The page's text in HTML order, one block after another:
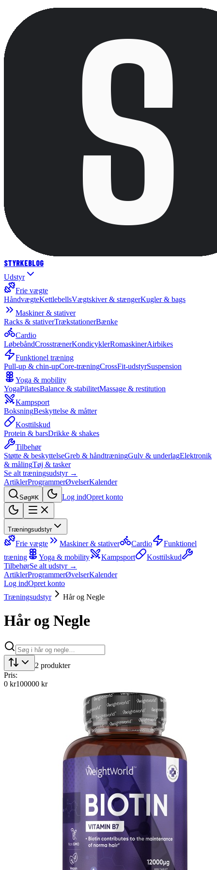
STYRKEBLOG
Udstyr
Frie vægte
HåndvægteKettlebellsVægtskiver & stængerKugler & bags
Maskiner & stativer
Racks & stativerTrækstationerBænke
Cardio
LøbebåndCrosstrænerKondicyklerRomaskinerAirbikes
Funktionel træning
Pull-up & chin-upCore-træningCrossFit-udstyrSuspension
Yoga & mobility
YogaPilatesBalance & stabilitetMassage & restitution
Kampsport
BoksningBeskyttelse & måtter
Kosttilskud
Protein & barsDrikke & shakes
Tilbehør
Støtte & beskyttelseGreb & håndtræningGulv & underlagElektronik
& målingTøj & tasker
Se alt træningsudstyr →
ArtiklerProgrammerØvelserKalender
Søg⌘K Log indOpret konto
Træningsudstyr
Frie vægte Maskiner & stativer Cardio
Funktionel
træning
Yoga & mobility Kampsport
Kosttilskud
TilbehørSe alt udstyr →
ArtiklerProgrammerØvelserKalender
Log indOpret konto
Træningsudstyr
Hår og Negle
Hår og Negle
2 produkter
Pris:
0 kr100000 kr